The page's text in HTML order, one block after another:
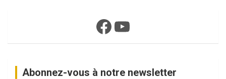
Facebook
YouTube
Abonnez-vous à notre newsletter